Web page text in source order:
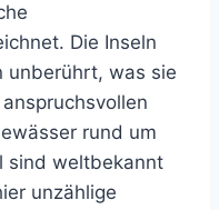
Die Inseln
unberührt, was sie
rund um
sind weltbekannt
unzählige